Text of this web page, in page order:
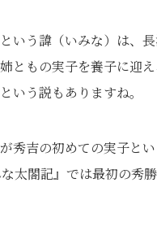
いう諱（いみな）は、
ともの実子を養子に迎
いう説もありますね。
秀吉の初めての実子と
太閤記』では最初の秀